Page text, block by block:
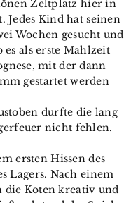
Zeltplatz hier in
Jedes Kind hat seinen
Wochen gesucht und
es als erste Mahlzeit
mit der dann
gestartet werden
durfte die lang
nicht fehlen.
ersten Hissen des
Lagers. Nach einem
die Koten kreativ und